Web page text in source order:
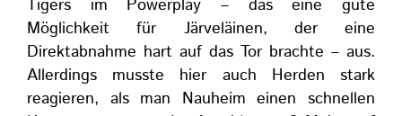
Tigers im Powerplay – das eine gute
Möglichkeit für Järveläinen, der eine
Direktabnahme hart auf das Tor brachte – aus.
Allerdings musste hier auch Herden stark
reagieren, als man Nauheim einen schnellen